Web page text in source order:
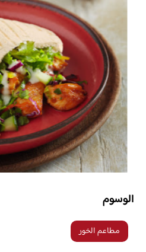
الوسوم
مطاعم الخور